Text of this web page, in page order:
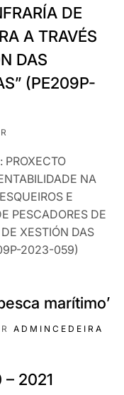
DE
A TRAVÉS
DAS
(PE209P-
NA
E
PESCADORES DE
XESTIÓN DAS
2023-059)
marítimo’
ADMINCEDEIRA
2021